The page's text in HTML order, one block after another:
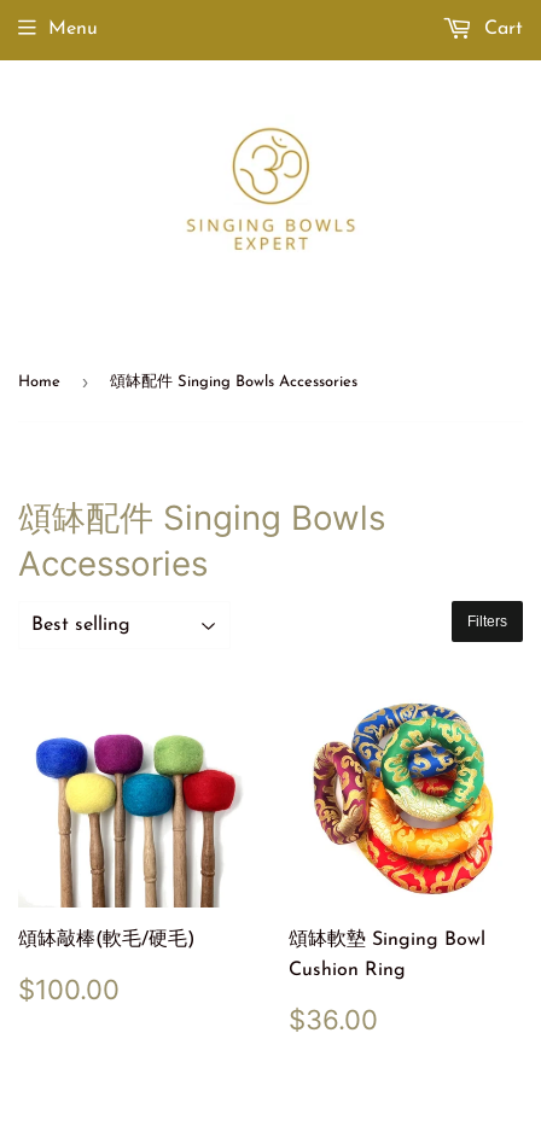
Menu Cart
Home › 頌缽配件 Singing Bowls Accessories
頌缽配件 Singing Bowls
Accessories
Filters
頌缽敲棒(軟毛/硬毛)
Regular
price
$100.00
頌缽軟墊 Singing Bowl
Cushion Ring
Regular
price
$36.00